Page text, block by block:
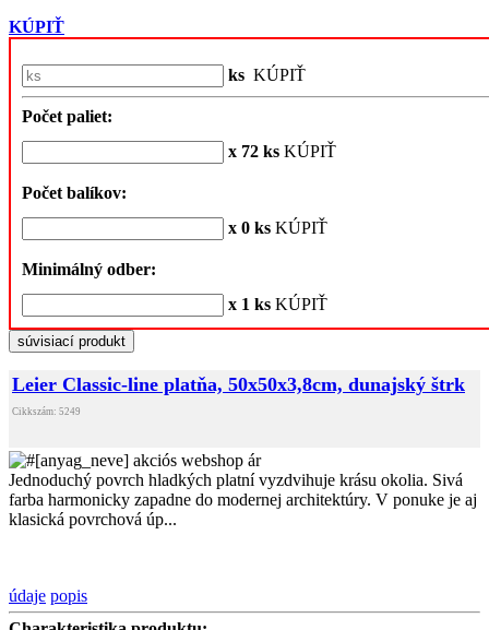
KÚPIŤ
ks KÚPIŤ
Počet paliet:
x 72 ks KÚPIŤ
Počet balíkov:
x 0 ks KÚPIŤ
Minimálný odber:
x 1 ks KÚPIŤ
súvisiací produkt
Leier Classic-line platňa, 50x50x3,8cm, dunajský štrk
Cikkszám: 5249
Jednoduchý povrch hladkých platní vyzdvihuje krásu okolia. Sivá
farba harmonicky zapadne do modernej architektúry. V ponuke je aj
klasická povrchová úp...
údaje popis